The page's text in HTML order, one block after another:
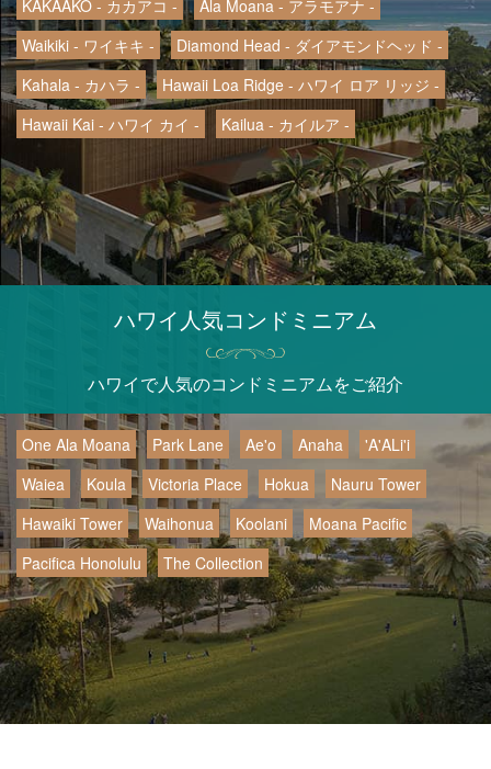
KAKAAKO - カカアコ -
Ala Moana - アラモアナ -
Waikiki - ワイキキ -
Diamond Head - ダイアモンドヘッド -
Kahala - カハラ -
Hawaii Loa Ridge - ハワイ ロア リッジ -
Hawaii Kai - ハワイ カイ -
Kailua - カイルア -
ハワイ人気コンドミニアム
ハワイで人気のコンドミニアムをご紹介
One Ala Moana Park Lane Ae'o Anaha
'A'ALi'i
Waiea
Koula Victoria Place Hokua
Nauru Tower
Hawaiki Tower
Waihonua Koolani
Moana Pacific
Pacifica Honolulu
The Collection